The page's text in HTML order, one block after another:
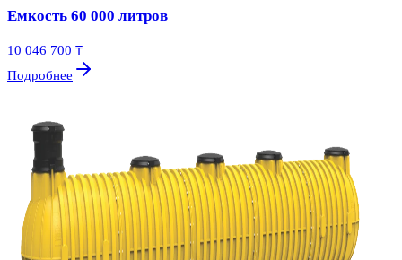
Емкость 60 000 литров
10 046 700 ₸
Подробнее